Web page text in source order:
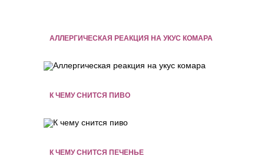
АЛЛЕРГИЧЕСКАЯ РЕАКЦИЯ НА УКУС КОМАРА
К ЧЕМУ СНИТСЯ ПИВО
К ЧЕМУ СНИТСЯ ПЕЧЕНЬЕ